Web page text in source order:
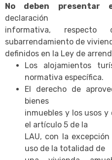
No deben presentar
declaración
informativa, respecto
subarrendamiento de
definidos en la Ley de
Los alojamientos
normativa específica.
El derecho de
bienes
inmuebles y los usos
el artículo 5 de la
LAU, con la
uso de la totalidad de